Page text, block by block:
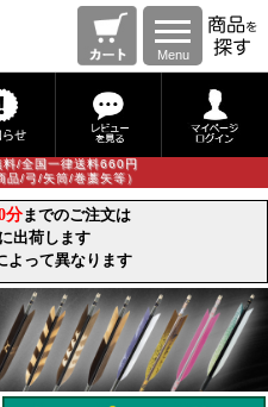
Menu
/全国一律送料660円
/弓/矢筒/巻藁矢等）